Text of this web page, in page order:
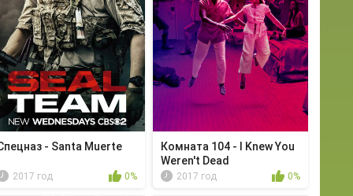
- Santa Muerte
2017 год 0%
Комната 104 - I Knew You
Weren't Dead
2017 год 0%